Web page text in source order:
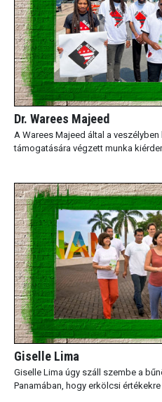
Dr. Warees Majeed
A Warees Majeed által a
támogatására végzett munka
Giselle Lima
Giselle Lima úgy száll szembe a
Panamában, hogy erkölcsi